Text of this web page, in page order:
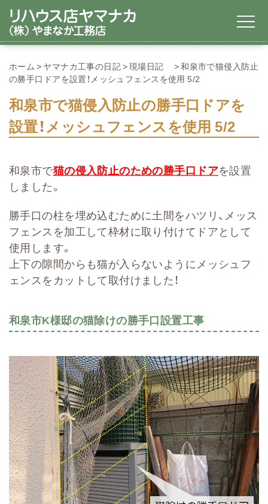
ホーム ヤマナカ工事の日記 現場日記
和泉市で猫侵入防止
の勝手口ドアを設置！メッシュフェンスを使用 5/2
和泉市で猫侵入防止の勝手口ドアを
設置！メッシュフェンスを使用 5/2
和泉市で猫の侵入防止のための勝手口ドアを設置
しました。
勝手口の柱を埋め込むために土間をハツリ、メッス
フェンスを加工して枠材に取り付けてドアとして
使用します。
上下の隙間からも猫が入らないようにメッシュフ
ェンスをカットして取付けました！
和泉市K様邸の猫除けの勝手口設置工事